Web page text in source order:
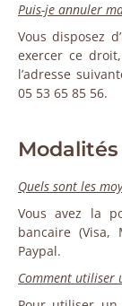
Puis-je annuler
Vous disposez
exercer ce
l’adresse
05 53 65 85 56.
Quels sont les
Vous avez la
bancaire (Visa,
Paypal.
Comment utiliser